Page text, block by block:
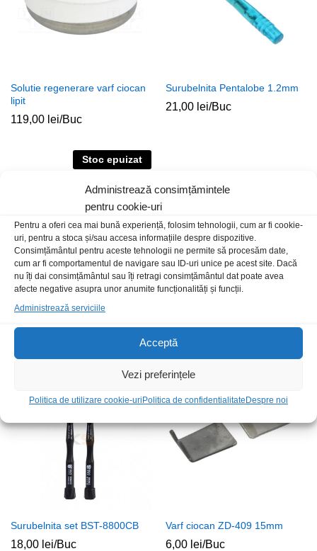
Administrează consimțămintele
pentru cookie-uri
Pentru a oferi cea mai bună experiență, folosim tehnologii, cum ar fi cookie-
uri, pentru a stoca și/sau accesa informațiile despre dispozitive.
Consimțământul pentru aceste tehnologii ne permite să procesăm date,
cum ar fi comportamentul de navigare sau ID-uri unice pe acest site. Dacă
nu îți dai consimțământul sau îți retragi consimțământul dat poate avea
afecte negative asupra unor anumite funcționalități și funcții.
Administrează serviciile
Acceptă
Vezi preferințele
Politica de utilizare cookie-uriPolitica de confidentialitateDespre noi
Solutie regenerare varf ciocan
lipit
119,00 lei/Buc
Surubelnita Pentalobe 1.2mm
21,00 lei/Buc
Stoc epuizat
Varf ciocan Gordak conic drept
210,00lei/Buc
Stoc epuizat
Surubelnita set BST-8800CB
18,00 lei/Buc
Varf ciocan ZD-409 15mm
6,00 lei/Buc